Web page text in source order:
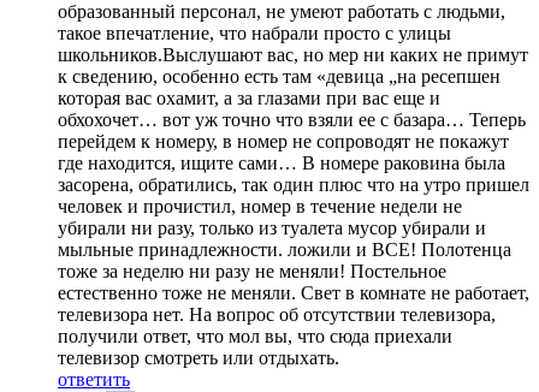
образованный персонал, не умеют работать с людьми,
такое впечатление, что набрали просто с улицы
школьников.Выслушают вас, но мер ни каких не примут
к сведению, особенно есть там «девица „на ресепшен
которая вас охамит, а за глазами при вас еще и
обхохочет… вот уж точно что взяли ее с базара… Теперь
перейдем к номеру, в номер не сопроводят не покажут
где находится, ищите сами… В номере раковина была
засорена, обратились, так один плюс что на утро пришел
человек и прочистил, номер в течение недели не
убирали ни разу, только из туалета мусор убирали и
мыльные принадлежности. ложили и ВСЕ! Полотенца
тоже за неделю ни разу не меняли! Постельное
естественно тоже не меняли. Свет в комнате не работает,
телевизора нет. На вопрос об отсутствии телевизора,
получили ответ, что мол вы, что сюда приехали
телевизор смотреть или отдыхать.
ответить